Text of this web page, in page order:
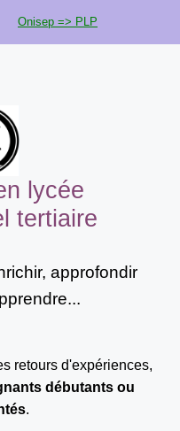
Onisep => PLP
lycée
tertiaire
approfondir
retours d'expériences,
débutants ou
.